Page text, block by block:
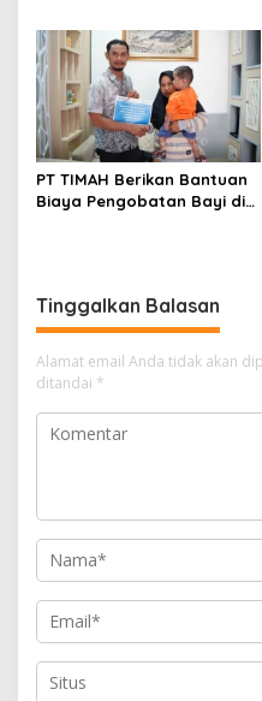
Massal, Donor Darah, dan
Layanan Kesehatan Gratis
PT TIMAH Berikan Bantuan
Biaya Pengobatan Bayi di
Tinggalkan Balasan
Alamat email Anda tidak akan
ditandai *